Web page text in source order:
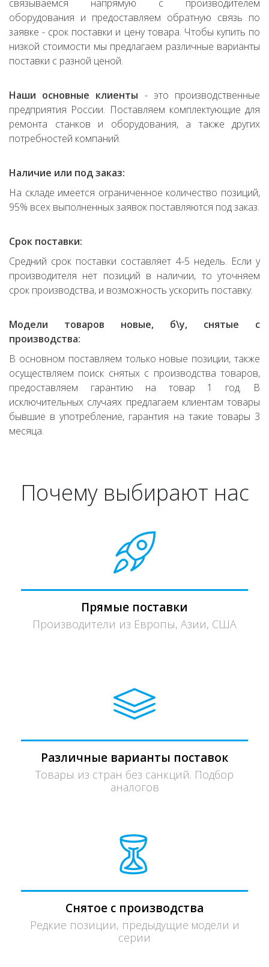
связываемся напрямую с производителем
оборудования и предоставляем обратную связь по
заявке - срок поставки и цену товара. Чтобы купить по
низкой стоимости мы предлагаем различные варианты
поставки с разной ценой.
Наши основные клиенты - это производственные
предприятия России. Поставляем комплектующие для
ремонта станков и оборудования, а также других
потребностей компаний.
Наличие или под заказ:
На складе имеется ограниченное количество позиций,
95% всех выполненных заявок поставляются под заказ.
Срок поставки:
Средний срок поставки составляет 4-5 недель. Если у
производителя нет позиций в наличии, то уточняем
срок производства, и возможность ускорить поставку.
Модели товаров новые, б\у, снятые с
производства:
В основном поставляем только новые позиции, также
осуществляем поиск снятых с производства товаров,
предоставляем гарантию на товар 1 год. В
исключительных случаях предлагаем клиентам товары
бывшие в употребление, гарантия на такие товары 3
месяца.
Почему выбирают нас
Прямые поставки
Производители из Европы, Азии, США
Различные варианты поставок
Товары из стран без санкций. Подбор
аналогов
Снятое с производства
Редкие позиции, предыдущие модели и
серии